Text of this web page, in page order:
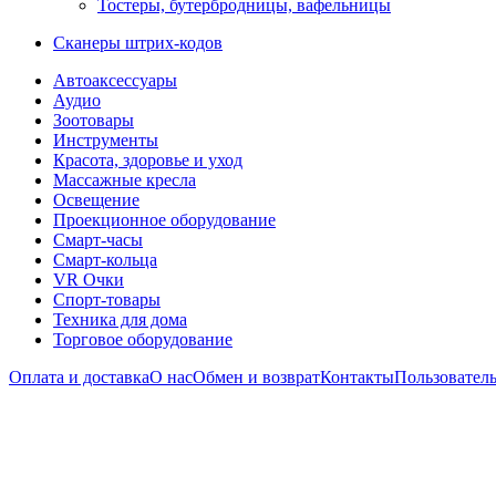
Тостеры, бутербродницы, вафельницы
Сканеры штрих-кодов
Автоаксессуары
Аудио
Зоотовары
Инструменты
Красота, здоровье и уход
Массажные кресла
Освещение
Проекционное оборудование
Смарт-часы
Смарт-кольца
VR Очки
Спорт-товары
Техника для дома
Торговое оборудование
Оплата и доставкаО насОбмен и возвратКонтакты